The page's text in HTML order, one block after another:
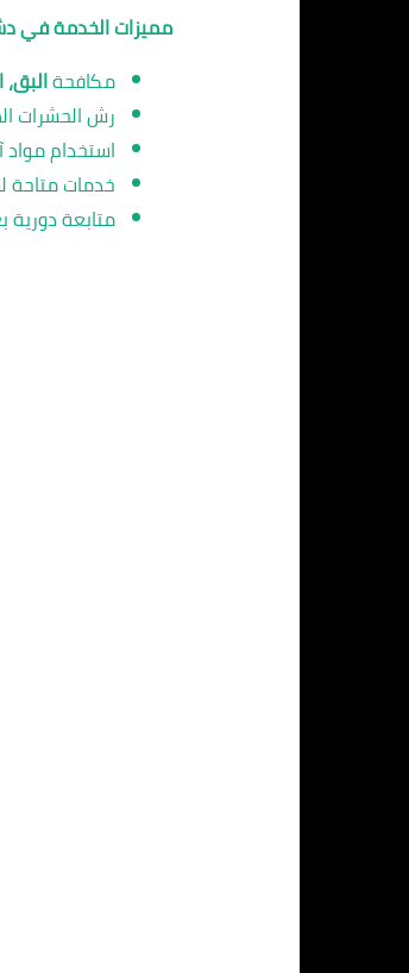
مميزات الخدمة في
مكافحةالبق،
رش الحشرات
استخدام مواد
خدمات متاحة
متابعة دورية